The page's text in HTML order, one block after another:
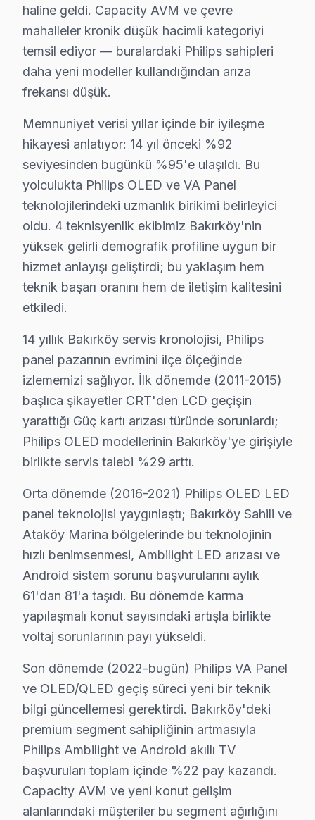
1. Bakırköy'de Ambilight LED şerit değişiminde
2. Bakırköy'de P5 Pro chip BGA reballingde 255-
3. Bakırköy'de Philips OLED modellerde panel
4. Bakırköy'de Android güncelleme sorunu: USB'ye
5. Bakırköy'de Ambilight senkronizasyon gecikmesi
Bakırköy Philips Onarım Fiyat Rehberi (2025):
• Bakırköy'de panel değişimi: 3.800 – 10.000 TL
• Bakırköy'de anakart tamiri: 1.000 – 2.800 TL
• Bakırköy'de güç kartı tamiri: 500 – 1.400 TL
• Bakırköy'de LED backlight değişimi: 400 – 1.000 TL
Bakırköy'de fiyatlar model, boyut ve arıza türüne
Philips TV Teknik Profil ve Servis Rehberi
Bakırköy'de Philips Panel Teknolojisi: Kapsamlı
Bakırköy Servisinde Philips İşlemci ve Yazılım Mimarisi
Bakırköy'de p5 (5. Bu markanın servis
Bakırköy'de Philips Yazılım Platformu
Bakırköy'de android televizyon 11 (2022+ modeller),
Bakırköy Servisimizde Philips Teşhis Yaklaşımı
Bakırköy'de philips televizyon ünitesi gizli servis
1. Bakırköy'de Ambilight LED şerit değişiminde
2. Bakırköy'de P5 Pro chip BGA reballingde 255-
3. Bakırköy'de Philips OLED modellerde panel
4. Bakırköy'de Android güncelleme sorunu: USB'ye
5. Bakırköy'de Ambilight senkronizasyon gecikmesi
Bakırköy Servisimizde En Sık Gelen Philips Modelleri
OLED 806/807 (4K Ambilight OLED) · OLED 855/
Panel değişimi: 3.800 – 10.000 TL
Anakart tamiri: 1.000 – 2.800 TL
Güç kartı tamiri: 500 – 1.400 TL
LED backlight: 400 – 1.000 TL
Bakırköy'de bu aralıklar model boyutu, çözünürlük
Bakırköy bu TV performans özeti (son 545 gün):
haline geldi. Capacity AVM ve çevre
mahalleler kronik düşük hacimli kategoriyi
temsil ediyor — buralardaki Philips sahipleri
daha yeni modeller kullandığından arıza
frekansı düşük.
Memnuniyet verisi yıllar içinde bir iyileşme
hikayesi anlatıyor: 14 yıl önceki %92
seviyesinden bugünkü %95'e ulaşıldı. Bu
yolculukta Philips OLED ve VA Panel
teknolojilerindeki uzmanlık birikimi belirleyici
oldu. 4 teknisyenlik ekibimiz Bakırköy'nin
yüksek gelirli demografik profiline uygun bir
hizmet anlayışı geliştirdi; bu yaklaşım hem
teknik başarı oranını hem de iletişim kalitesini
etkiledi.
14 yıllık Bakırköy servis kronolojisi, Philips
panel pazarının evrimini ilçe ölçeğinde
izlememizi sağlıyor. İlk dönemde (2011-2015)
başlıca şikayetler CRT'den LCD geçişin
yarattığı Güç kartı arızası türünde sorunlardı;
Philips OLED modellerinin Bakırköy'ye girişiyle
birlikte servis talebi %29 arttı.
Orta dönemde (2016-2021) Philips OLED LED
panel teknolojisi yaygınlaştı; Bakırköy Sahili ve
Ataköy Marina bölgelerinde bu teknolojinin
hızlı benimsenmesi, Ambilight LED arızası ve
Android sistem sorunu başvurularını aylık
61'dan 81'a taşıdı. Bu dönemde karma
yapılaşmalı konut sayısındaki artışla birlikte
voltaj sorunlarının payı yükseldi.
Son dönemde (2022-bugün) Philips VA Panel
ve OLED/QLED geçiş süreci yeni bir teknik
bilgi güncellemesi gerektirdi. Bakırköy'deki
premium segment sahipliğinin artmasıyla
Philips Ambilight ve Android akıllı TV
başvuruları toplam içinde %22 pay kazandı.
Capacity AVM ve yeni konut gelişim
alanlarındaki müşteriler bu segment ağırlığını